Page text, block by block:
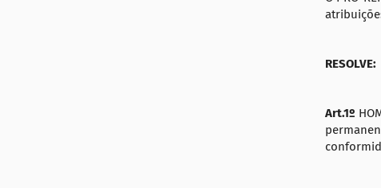
RESOLVE:
Art.1º
conformi